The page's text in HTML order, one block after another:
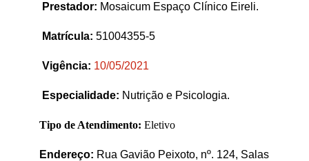
Prestador: Mosaicum Espaço Clínico Eireli.
Matrícula: 51004355-5
Vigência: 10/05/2021
Especialidade: Nutrição e Psicologia.
Tipo de Atendimento: Eletivo
Endereço: Rua Gavião Peixoto, nº. 124, Salas